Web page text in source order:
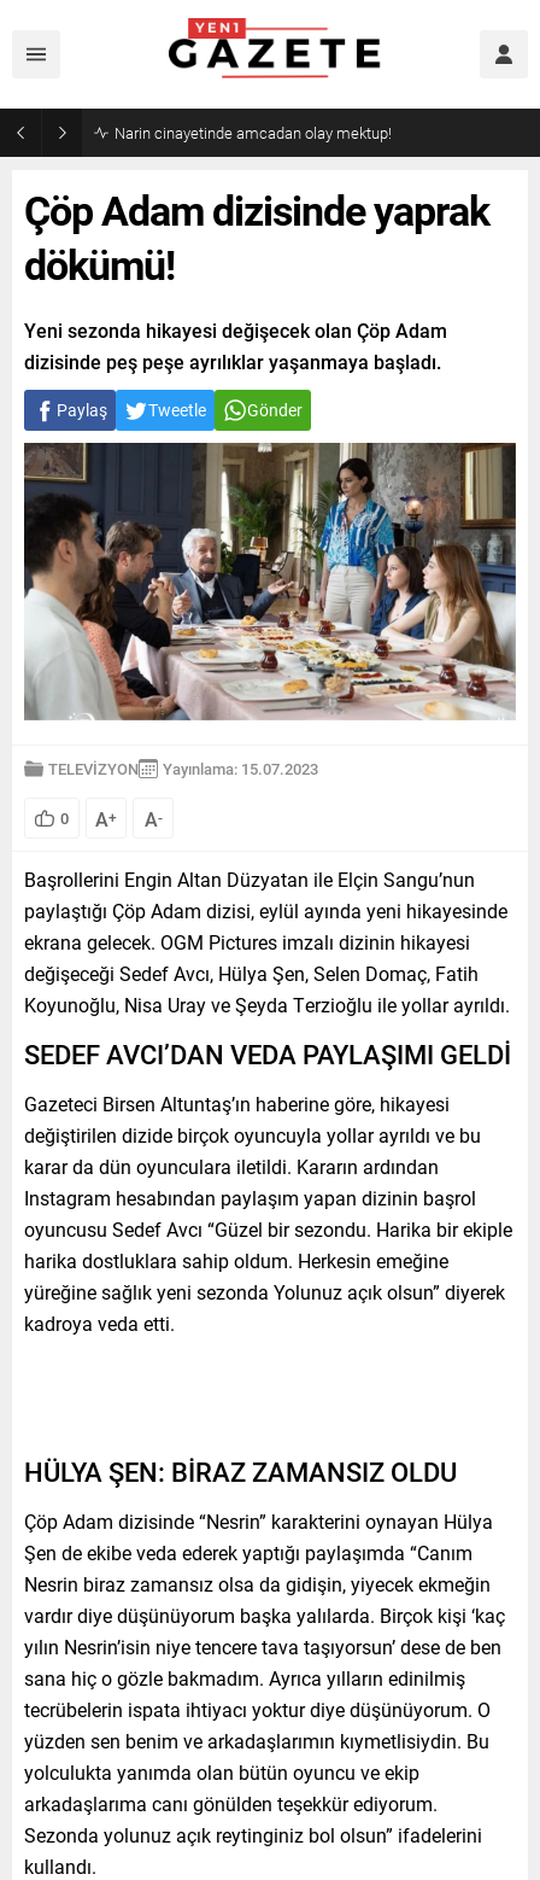
Narin cinayetinde amcadan olay mektup!
Çöp Adam dizisinde yaprak
dökümü!
Yeni sezonda hikayesi değişecek olan Çöp Adam
dizisinde peş peşe ayrılıklar yaşanmaya başladı.
Paylaş Tweetle Gönder
TELEVİZYON Yayınlama: 15.07.2023
0 A+ A-
Başrollerini Engin Altan Düzyatan ile Elçin Sangu’nun
paylaştığı Çöp Adam dizisi, eylül ayında yeni hikayesinde
ekrana gelecek. OGM Pictures imzalı dizinin hikayesi
değişeceği Sedef Avcı, Hülya Şen, Selen Domaç, Fatih
Koyunoğlu, Nisa Uray ve Şeyda Terzioğlu ile yollar ayrıldı.
SEDEF AVCI’DAN VEDA PAYLAŞIMI GELDİ
Gazeteci Birsen Altuntaş’ın haberine göre, hikayesi
değiştirilen dizide birçok oyuncuyla yollar ayrıldı ve bu
karar da dün oyunculara iletildi. Kararın ardından
Instagram hesabından paylaşım yapan dizinin başrol
oyuncusu Sedef Avcı “Güzel bir sezondu. Harika bir ekiple
harika dostluklara sahip oldum. Herkesin emeğine
yüreğine sağlık yeni sezonda Yolunuz açık olsun” diyerek
kadroya veda etti.
HÜLYA ŞEN: BİRAZ ZAMANSIZ OLDU
Çöp Adam dizisinde “Nesrin” karakterini oynayan Hülya
Şen de ekibe veda ederek yaptığı paylaşımda “Canım
Nesrin biraz zamansız olsa da gidişin, yiyecek ekmeğin
vardır diye düşünüyorum başka yalılarda. Birçok kişi ‘kaç
yılın Nesrin’isin niye tencere tava taşıyorsun’ dese de ben
sana hiç o gözle bakmadım. Ayrıca yılların edinilmiş
tecrübelerin ispata ihtiyacı yoktur diye düşünüyorum. O
yüzden sen benim ve arkadaşlarımın kıymetlisiydin. Bu
yolculukta yanımda olan bütün oyuncu ve ekip
arkadaşlarıma canı gönülden teşekkür ediyorum.
Sezonda yolunuz açık reytinginiz bol olsun” ifadelerini
kullandı.